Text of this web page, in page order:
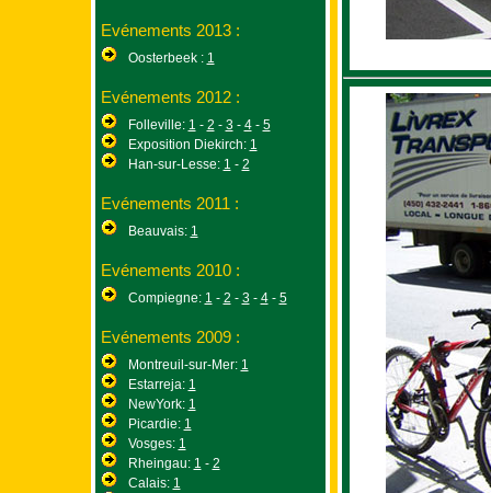
Evénements 2013 :
Oosterbeek : 1
Evénements 2012 :
Folleville: 1 - 2 - 3- 4- 5
Exposition Diekirch: 1
Han-sur-Lesse: 1 - 2
Evénements 2011 :
Beauvais: 1
Evénements 2010 :
Compiegne: 1 - 2 - 3- 4- 5
Evénements 2009 :
Montreuil-sur-Mer: 1
Estarreja: 1
NewYork: 1
Picardie: 1
Vosges: 1
Rheingau: 1 - 2
Calais: 1